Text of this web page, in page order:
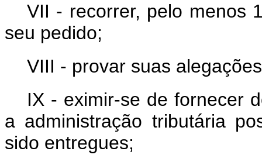
VII - recorrer, pelo menos
seu pedido;
VIII - provar suas
IX - eximir-se de fornecer
a administração tributária
sido entregues;